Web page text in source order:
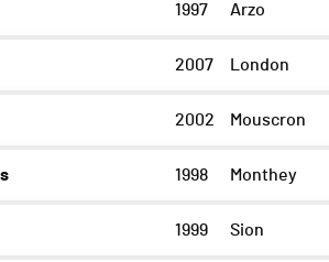
1997 Arzo
2007 London
2002 Mouscron
1998 Monthey
1999 Sion